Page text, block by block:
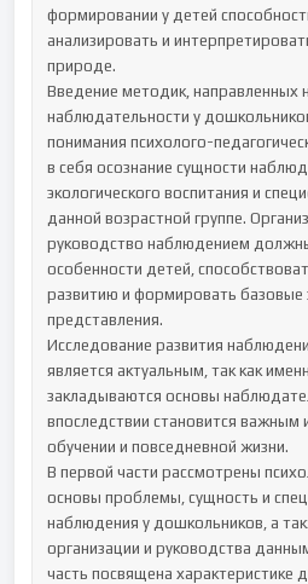
формировании у детей
анализировать и
природе.
Введение методик, направленных
наблюдательности у
понимания психолого-
в себя осознание сущности
экологического воспитания и
данной возрастной группе.
руководство наблюдением
особенности детей,
развитию и формировать базовые
представления.
Исследование развития
является актуальным, так как
закладываются основы
впоследствии становится важным
обучении и повседневной жизни.
В первой части рассмотрены
основы проблемы, сущность и
наблюдения у дошкольников, а
организации и руководства
часть посвящена характеристике